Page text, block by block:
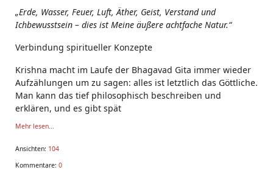
„Erde, Wasser, Feuer, Luft, Äther, Geist, Verstand und
Ichbewusstsein – dies ist Meine äußere achtfache Natur.“
Verbindung spiritueller Konzepte
Krishna macht im Laufe der Bhagavad Gita immer wieder
Aufzählungen um zu sagen: alles ist letztlich das Göttliche.
Man kann das tief philosophisch beschreiben und
erklären, und es gibt spät
Mehr lesen...
Ansichten: 104
Kommentare: 0